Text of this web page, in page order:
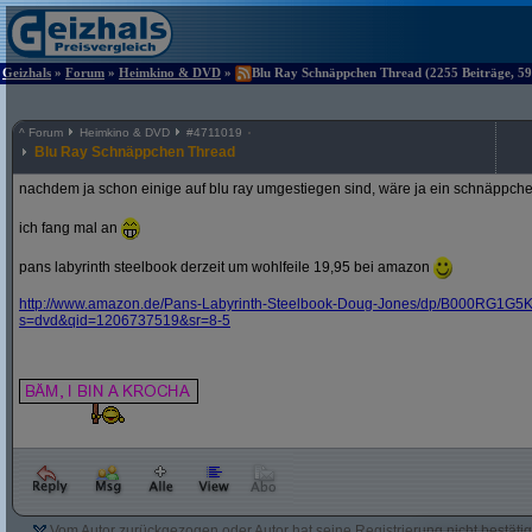
Geizhals » Forum » Heimkino & DVD » Blu Ray Schnäppchen Thread (2255 Beiträge,
^ Forum Heimkino & DVD #4711019
Blu Ray Schnäppchen Thread
nachdem ja schon einige auf blu ray umgestiegen sind, wäre ja ein
ich fang mal an
pans labyrinth steelbook derzeit um wohlfeile 19,95 bei amazon
http://www.amazon.de/Pans-Labyrinth-Steelbook-Doug-Jones/dp/
s=dvd&qid=1206737519&sr=8-5